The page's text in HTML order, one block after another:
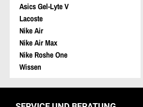
Asics Gel-Lyte V
Lacoste
Nike Air
Nike Air Max
Nike Roshe One
Wissen